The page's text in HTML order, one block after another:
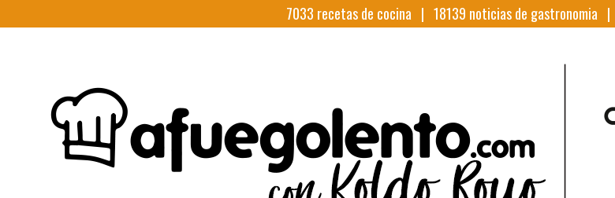
7033 recetas de cocina | 18139 noticias de gastronomia |